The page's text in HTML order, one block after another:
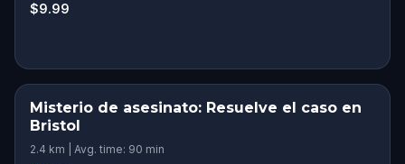
$9.99
Misterio de asesinato: Resuelve el caso en
Bristol
2.4 km | Avg. time: 90 min